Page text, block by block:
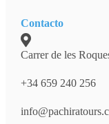
Contacto
Carrer de les
+34 659 240 256